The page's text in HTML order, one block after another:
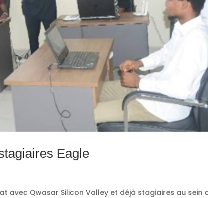
Eagle
avec Qwasar Silicon Valley et déjà stagiaires au sein